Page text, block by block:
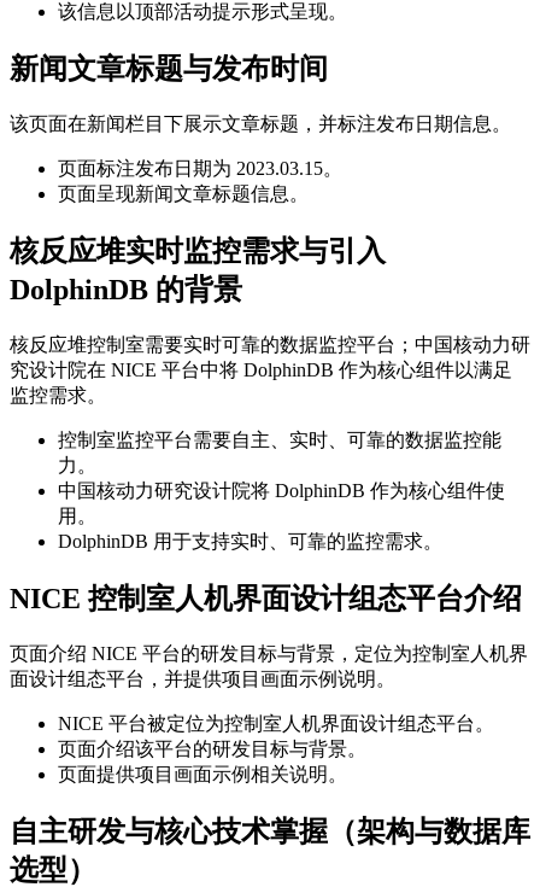
该信息以顶部活动提示形式呈现。
新闻文章标题与发布时间
该页面在新闻栏目下展示文章标题，并标注发布日期信息。
页面标注发布日期为 2023.03.15。
页面呈现新闻文章标题信息。
核反应堆实时监控需求与引入
DolphinDB 的背景
核反应堆控制室需要实时可靠的数据监控平台；中国核动力研
究设计院在 NICE 平台中将 DolphinDB 作为核心组件以满足
监控需求。
控制室监控平台需要自主、实时、可靠的数据监控能
力。
中国核动力研究设计院将 DolphinDB 作为核心组件使
用。
DolphinDB 用于支持实时、可靠的监控需求。
NICE 控制室人机界面设计组态平台介绍
页面介绍 NICE 平台的研发目标与背景，定位为控制室人机界
面设计组态平台，并提供项目画面示例说明。
NICE 平台被定位为控制室人机界面设计组态平台。
页面介绍该平台的研发目标与背景。
页面提供项目画面示例相关说明。
自主研发与核心技术掌握（架构与数据库
选型）